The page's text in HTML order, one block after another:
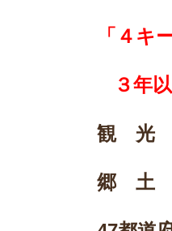
「４キ
３年
観 光
郷 土